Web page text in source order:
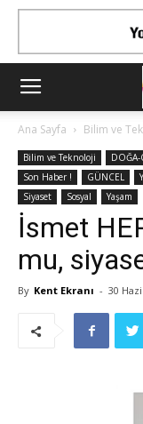
Ana Sayfa Bilim ve
Bilim ve Teknoloji DOĞA-
Son Haber !
GÜNCEL
Siyaset
Sosyal Yaşam
İsmet
mu,
By Kent Ekranı - 30